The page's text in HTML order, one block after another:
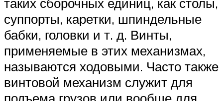
суппорты, каретки, шпиндельные
бабки, головки и т. д. Винты,
применяемые в этих механизмах,
называются ходовыми. Часто также
винтовой механизм служит для